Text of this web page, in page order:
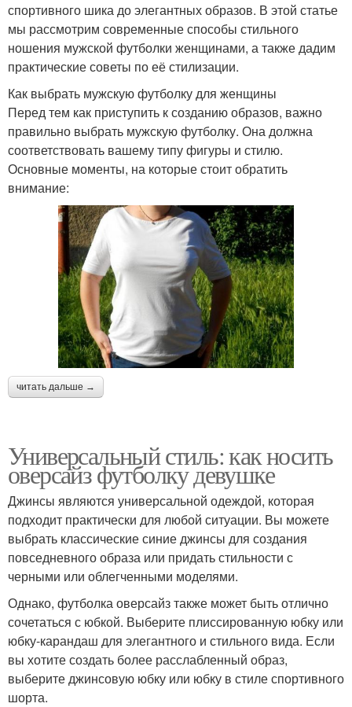
спортивного шика до элегантных образов. В этой статье
мы рассмотрим современные способы стильного
ношения мужской футболки женщинами, а также дадим
практические советы по её стилизации.
Как выбрать мужскую футболку для женщины
Перед тем как приступить к созданию образов, важно
правильно выбрать мужскую футболку. Она должна
соответствовать вашему типу фигуры и стилю.
Основные моменты, на которые стоит обратить
внимание:
читать дальше →
Универсальный стиль: как носить
оверсайз футболку девушке
Джинсы являются универсальной одеждой, которая
подходит практически для любой ситуации. Вы можете
выбрать классические синие джинсы для создания
повседневного образа или придать стильности с
черными или облегченными моделями.
Однако, футболка оверсайз также может быть отлично
сочетаться с юбкой. Выберите плиссированную юбку или
юбку-карандаш для элегантного и стильного вида. Если
вы хотите создать более расслабленный образ,
выберите джинсовую юбку или юбку в стиле спортивного
шорта.